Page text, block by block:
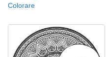
Colorare